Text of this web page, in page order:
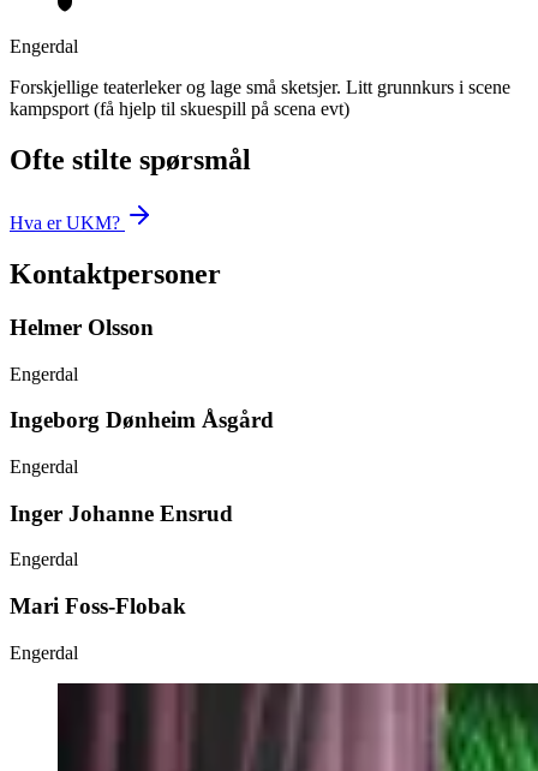
Engerdal
Forskjellige teaterleker og lage små sketsjer. Litt grunnkurs i scene
kampsport (få hjelp til skuespill på scena evt)
Ofte stilte spørsmål
Hva er UKM?
Kontaktpersoner
Helmer Olsson
Engerdal
Ingeborg Dønheim Åsgård
Engerdal
Inger Johanne Ensrud
Engerdal
Mari Foss-Flobak
Engerdal